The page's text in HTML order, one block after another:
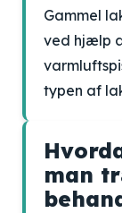
Gammel
ved hjælp
typen af
man